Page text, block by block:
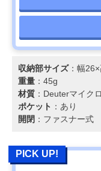
収納部サイズ：幅
重量 ：45g
材質 ：Deuterマイク
ポケット ：あり
開閉 ：ファスナー式
PICK UP!